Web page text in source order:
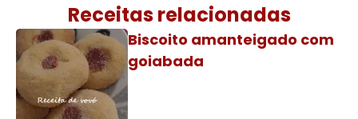
Receitas relacionadas
Biscoito amanteigado com
goiabada